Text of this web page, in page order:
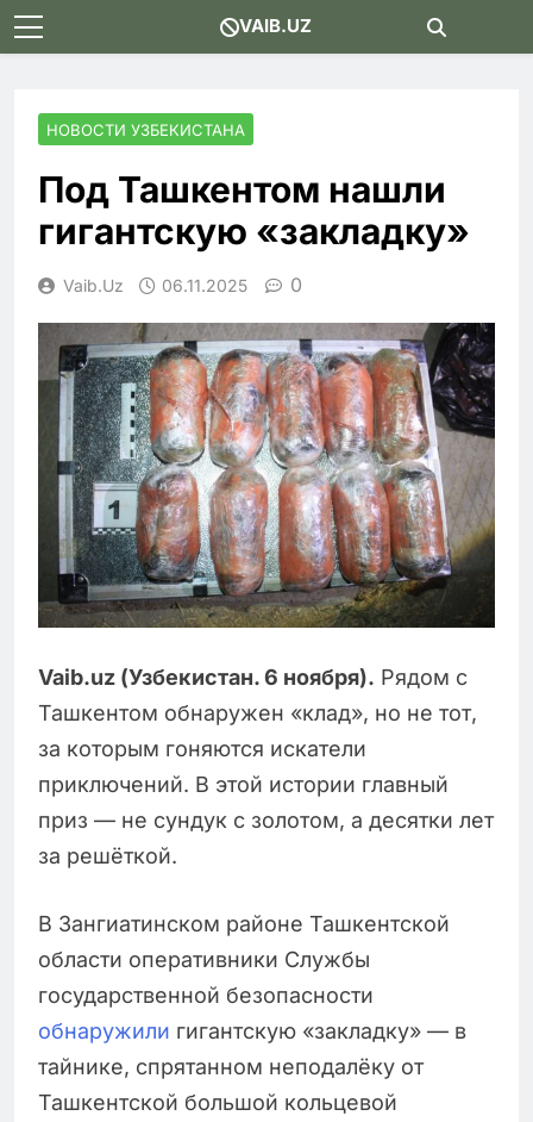
Skip
to
VAIB.UZ
НОВОСТИ УЗБЕКИСТАНА
Под Ташкентом нашли
гигантскую «закладку»
Vaib.uz 06.11.2025 0
Vaib.uz (Узбекистан. 6 ноября). Рядом с
Ташкентом обнаружен «клад», но не тот,
за которым гоняются искатели
приключений. В этой истории главный
приз — не сундук с золотом, а десятки лет
за решёткой.
В Зангиатинском районе Ташкентской
области оперативники Службы
государственной безопасности
обнаружили гигантскую «закладку» — в
тайнике, спрятанном неподалёку от
Ташкентской большой кольцевой